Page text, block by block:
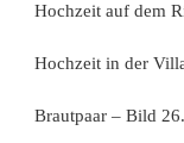
Hochzeit auf dem
Hochzeit in der
Brautpaar – Bild